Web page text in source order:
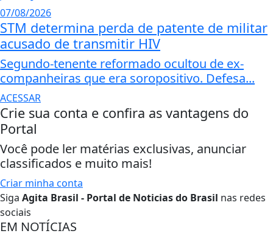
07/08/2026
STM determina perda de patente de militar
acusado de transmitir HIV
Segundo-tenente reformado ocultou de ex-
companheiras que era soropositivo. Defesa...
ACESSAR
Crie sua conta e confira as vantagens do
Portal
Você pode ler matérias exclusivas, anunciar
classificados e muito mais!
Criar minha conta
Siga Agita Brasil - Portal de Noticias do Brasil nas redes
sociais
EM NOTÍCIAS